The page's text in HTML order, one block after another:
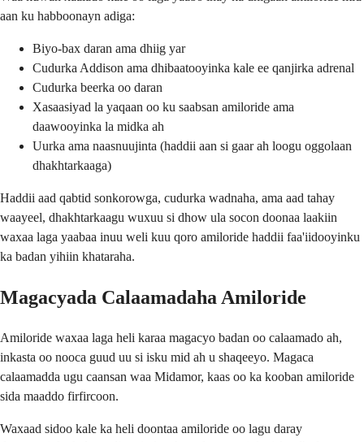
aan ku habboonayn adiga:
Biyo-bax daran ama dhiig yar
Cudurka Addison ama dhibaatooyinka kale ee qanjirka adrenal
Cudurka beerka oo daran
Xasaasiyad la yaqaan oo ku saabsan amiloride ama
daawooyinka la midka ah
Uurka ama naasnuujinta (haddii aan si gaar ah loogu oggolaan
dhakhtarkaaga)
Haddii aad qabtid sonkorowga, cudurka wadnaha, ama aad tahay
waayeel, dhakhtarkaagu wuxuu si dhow ula socon doonaa laakiin
waxaa laga yaabaa inuu weli kuu qoro amiloride haddii faa'iidooyinku
ka badan yihiin khataraha.
Magacyada Calaamadaha Amiloride
Amiloride waxaa laga heli karaa magacyo badan oo calaamado ah,
inkasta oo nooca guud uu si isku mid ah u shaqeeyo. Magaca
calaamadda ugu caansan waa Midamor, kaas oo ka kooban amiloride
sida maaddo firfircoon.
Waxaad sidoo kale ka heli doontaa amiloride oo lagu daray